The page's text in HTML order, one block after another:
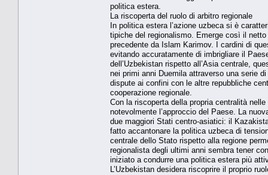
politica estera.
La riscoperta del ruolo di arbitro regionale
In politica estera l’azione uzbeca si è
tipiche del regionalismo. Emerge così il
precedente da Islam Karimov. I cardini di
evitando accuratamente di imbrigliare il
dell’Uzbekistan rispetto all’Asia centrale,
nei primi anni Duemila attraverso una serie
dispute ai confini con le altre repubbliche
cooperazione regionale.
Con la riscoperta della propria centralità
notevolmente l’approccio del Paese. La
due maggiori Stati centro-asiatici: il
fatto accantonare la politica uzbeca di
centrale dello Stato rispetto alla regione
regionalista degli ultimi anni sembra tener
iniziato a condurre una politica estera più
L’Uzbekistan desidera riscoprire il proprio